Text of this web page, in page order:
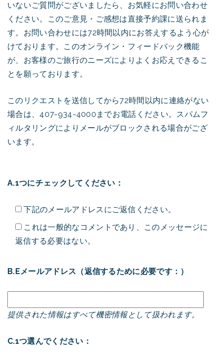
いないご質問がございましたら、お気軽にお問い合わせ
ください。このご意見・ご感想は直接予約課に送られま
す。お問い合わせには72時間以内にお答えするよう心が
けております。このオンライン・フィードバック機能
が、お客様のご旅行のニーズによりよくお応えできるこ
とを願っております。
このリクエストを送信してから72時間以内に連絡がない
場合は、407-934-4000までお電話ください。スパムフ
ィルタリングによりメールがブロックされる場合がござ
います。
A.1つにチェックしてください：
下記のメールアドレスにご返信ください。
これは一般的なコメントであり、このメッセージに
返信する必要はない。
B.Eメールアドレス（返信するために必要です：）
提供された情報はすべて機密情報として扱われます。
C.1つ選んでください：